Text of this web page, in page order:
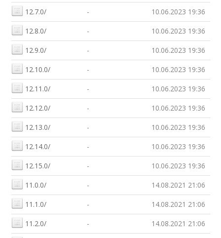
12.7.0/ - 10.06.2023 19:36
12.8.0/ - 10.06.2023 19:36
12.9.0/ - 10.06.2023 19:36
12.10.0/ - 10.06.2023 19:36
12.11.0/ - 10.06.2023 19:36
12.12.0/ - 10.06.2023 19:36
12.13.0/ - 10.06.2023 19:36
12.14.0/ - 10.06.2023 19:36
12.15.0/ - 10.06.2023 19:36
11.0.0/ - 14.08.2021 21:06
11.1.0/ - 14.08.2021 21:06
11.2.0/ - 14.08.2021 21:06